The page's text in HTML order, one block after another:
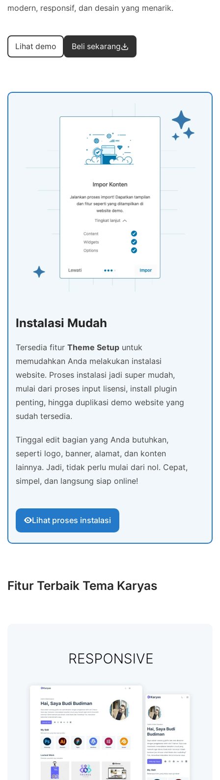
modern, responsif, dan desain yang menarik.
Lihat demo Beli sekarang
Instalasi Mudah
Tersedia fitur Theme Setup untuk
memudahkan Anda melakukan instalasi
website. Proses instalasi jadi super mudah,
mulai dari proses input lisensi, install plugin
penting, hingga duplikasi demo website yang
sudah tersedia.
Tinggal edit bagian yang Anda butuhkan,
seperti logo, banner, alamat, dan konten
lainnya. Jadi, tidak perlu mulai dari nol. Cepat,
simpel, dan langsung siap online!
Lihat proses instalasi
Fitur Terbaik Tema Karyas